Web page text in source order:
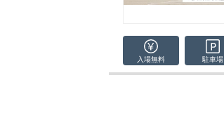
入場無料 駐車場